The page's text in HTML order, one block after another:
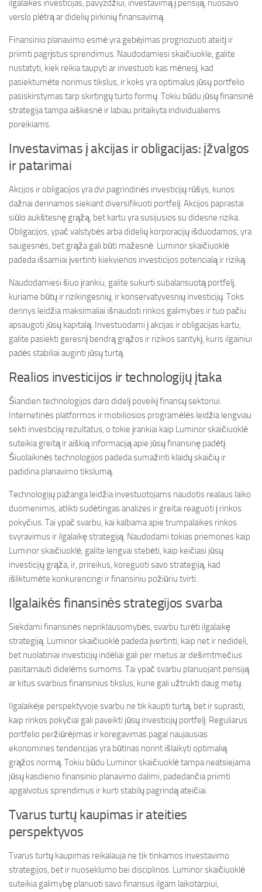
ilgalaikes investicijas, pavyzdžiui, investavimą į pensiją, nuosavo
verslo plėtrą ar didelių pirkinių finansavimą.
Finansinio planavimo esmė yra gebėjimas prognozuoti ateitį ir
priimti pagrįstus sprendimus. Naudodamiesi skaičiuokle, galite
nustatyti, kiek reikia taupyti ar investuoti kas mėnesį, kad
pasiektumėte norimus tikslus, ir koks yra optimalus jūsų portfelio
pasiskirstymas tarp skirtingų turto formų. Tokiu būdu jūsų finansinė
strategija tampa aiškesnė ir labiau pritaikyta individualiems
poreikiams.
Investavimas į akcijas ir obligacijas: įžvalgos
ir patarimai
Akcijos ir obligacijos yra dvi pagrindinės investicijų rūšys, kurios
dažnai derinamos siekiant diversifikuoti portfelį. Akcijos paprastai
siūlo aukštesnę grąžą, bet kartu yra susijusios su didesne rizika.
Obligacijos, ypač valstybės arba didelių korporacijų išduodamos, yra
saugesnės, bet grąža gali būti mažesnė. Luminor skaičiuoklė
padeda išsamiai įvertinti kiekvienos investicijos potencialą ir riziką.
Naudodamiesi šiuo įrankiu, galite sukurti subalansuotą portfelį,
kuriame būtų ir rizikingesnių, ir konservatyvesnių investicijų. Toks
derinys leidžia maksimaliai išnaudoti rinkos galimybes ir tuo pačiu
apsaugoti jūsų kapitalą. Investuodami į akcijas ir obligacijas kartu,
galite pasiekti geresnį bendrą grąžos ir rizikos santykį, kuris ilgainiui
padės stabiliai auginti jūsų turtą.
Realios investicijos ir technologijų įtaka
Šiandien technologijos daro didelį poveikį finansų sektoriui.
Internetinės platformos ir mobiliosios programėlės leidžia lengviau
sekti investicijų rezultatus, o tokie įrankiai kaip Luminor skaičiuoklė
suteikia greitą ir aiškią informaciją apie jūsų finansinę padėtį.
Šiuolaikinės technologijos padeda sumažinti klaidų skaičių ir
padidina planavimo tikslumą.
Technologijų pažanga leidžia investuotojams naudotis realaus laiko
duomenimis, atlikti sudėtingas analizes ir greitai reaguoti į rinkos
pokyčius. Tai ypač svarbu, kai kalbama apie trumpalaikes rinkos
svyravimus ir ilgalaikę strategiją. Naudodami tokias priemones kaip
Luminor skaičiuoklė, galite lengvai stebėti, kaip keičiasi jūsų
investicijų grąža, ir, prireikus, koreguoti savo strategiją, kad
išliktumėte konkurencingi ir finansiniu požiūriu tvirti.
Ilgalaikės finansinės strategijos svarba
Siekdami finansinės nepriklausomybės, svarbu turėti ilgalaikę
strategiją. Luminor skaičiuoklė padeda įvertinti, kaip net ir nedideli,
bet nuolatiniai investicijų indėliai gali per metus ar dešimtmečius
pasitarnauti didelėms sumoms. Tai ypač svarbu planuojant pensiją
ar kitus svarbius finansinius tikslus, kurie gali užtrukti daug metų.
Ilgalaikėje perspektyvoje svarbu ne tik kaupti turtą, bet ir suprasti,
kaip rinkos pokyčiai gali paveikti jūsų investicijų portfelį. Reguliarus
portfelio peržiūrėjimas ir koregavimas pagal naujausias
ekonomines tendencijas yra būtinas norint išlaikyti optimalią
grąžos normą. Tokiu būdu Luminor skaičiuoklė tampa neatsiejama
jūsų kasdienio finansinio planavimo dalimi, padedančia priimti
apgalvotus sprendimus ir kurti stabilų pagrindą ateičiai.
Tvarus turtų kaupimas ir ateities
perspektyvos
Tvarus turtų kaupimas reikalauja ne tik tinkamos investavimo
strategijos, bet ir nuoseklumo bei disciplinos. Luminor skaičiuoklė
suteikia galimybę planuoti savo finansus ilgam laikotarpiui,